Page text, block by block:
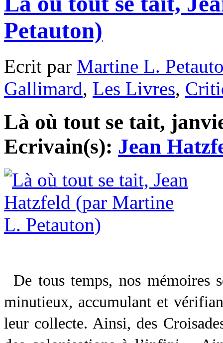
Petauton)
Ecrit par Martine L.
Gallimard, Les Livres,
Là où tout se tait,
Ecrivain(s): Jean
De tous temps, nos mémoires
minutieux, accumulant et
leur collecte. Ainsi, des